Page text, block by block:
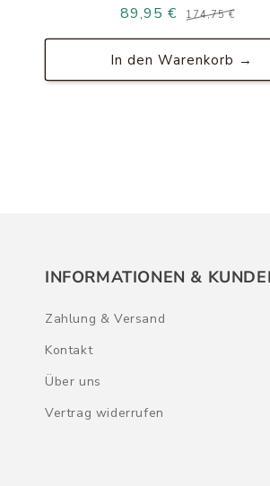
174,75 €
89,95 €
In den Warenkorb →
INFORMATIONEN &
Zahlung & Versand
Kontakt
Über uns
Vertrag widerrufen